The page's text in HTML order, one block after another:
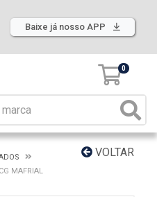
Baixe já nosso APP
0
VOLTAR
MAFRIAL